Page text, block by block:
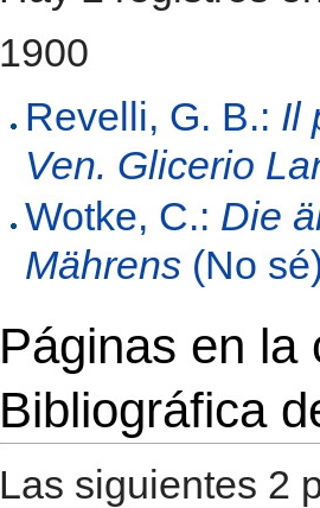
1900
Revelli, G. B.: Il
Ven. Glicerio
Wotke, C.: Die
Mährens (No
Páginas en la
Bibliográfica
Las siguientes 2